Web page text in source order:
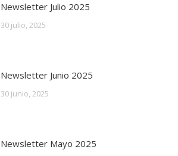
Newsletter Julio 2025
30 julio, 2025
Newsletter Junio 2025
30 junio, 2025
Newsletter Mayo 2025